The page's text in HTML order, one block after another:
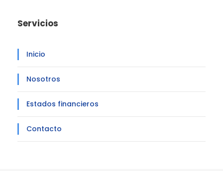
Servicios
Inicio
Nosotros
Estados financieros
Contacto